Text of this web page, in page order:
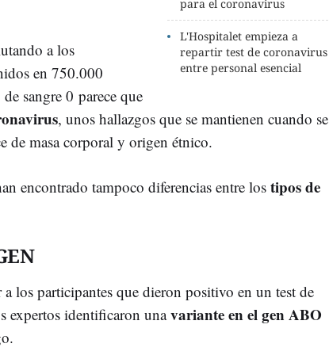
para el coronavirus
L'Hospitalet empieza a
repartir test de coronavirus
entre personal esencial
a los
en 750.000
sangre 0 parece que
, unos hallazgos que se mantienen cuando se
de masa corporal y origen étnico.
encontrado tampoco diferencias entre los tipos de
los participantes que dieron positivo en un test de
expertos identificaron unavariante en el gen ABO